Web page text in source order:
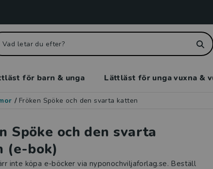
för barn & unga Lättläst för unga vuxna &
/ Fröken Spöke och den svarta katten
Spöke och den svarta
(e-bok)
inte köpa e-böcker via nyponochviljaforlag.se. Beställ